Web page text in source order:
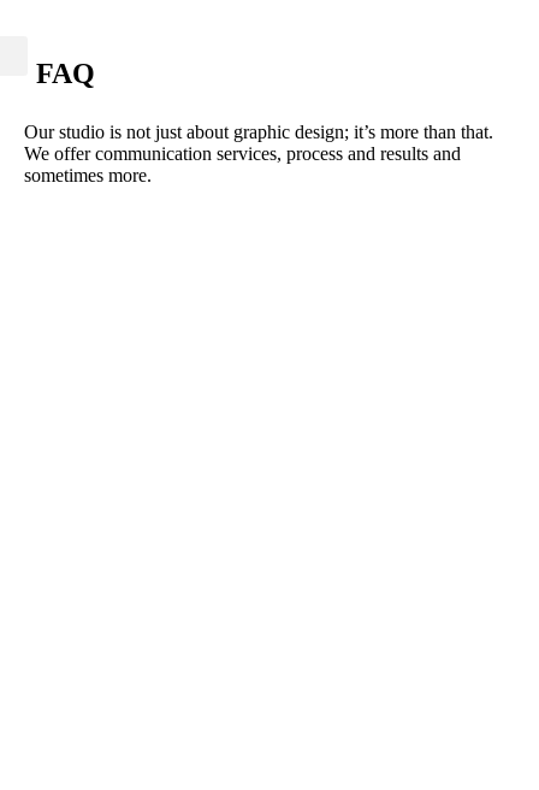
FAQ
Our studio is not just about graphic design; it’s more than that.
We offer communication services, process and results and
sometimes more.